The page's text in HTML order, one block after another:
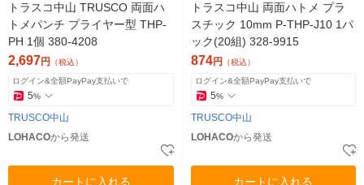
トラスコ中山 TRUSCO 両面ハ
トメパンチ プライヤー型 THP-
PH 1個 380-4208
2,697円 （税込）
ログイン&全額PayPay支払いで
5%
TRUSCO中山
LOHACOから発送
カートに入れる
トラスコ中山 両面ハトメ プラ
スチック 10mm P-THP-J10 1パ
ック(20組) 328-9915
874円 （税込）
ログイン&全額PayPay支払いで
5%
TRUSCO中山
LOHACOから発送
カートに入れる